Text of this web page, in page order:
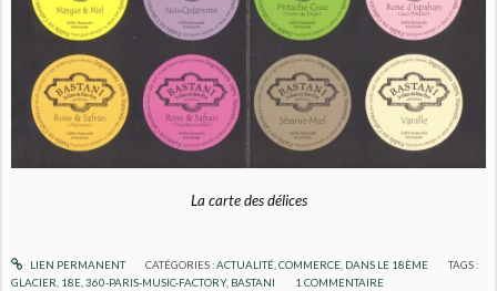
La carte des délices
LIEN PERMANENT CATÉGORIES :ACTUALITÉ, COMMERCE, DANS LE 18ÈME
TAGS :
GLACIER 18E ,360-PARIS-MUSIC-FACTORY, BASTANI 1 COMMENTAIRE